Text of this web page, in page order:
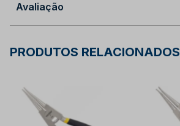
Avaliação
PRODUTOS RELACIONADOS